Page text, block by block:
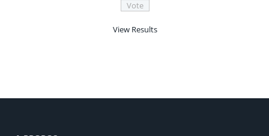
View Results